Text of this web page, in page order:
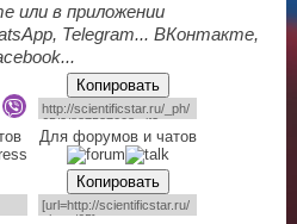
или в приложении
Telegram... ВКонтакте,
Копировать
Для форумов и чатов
Копировать